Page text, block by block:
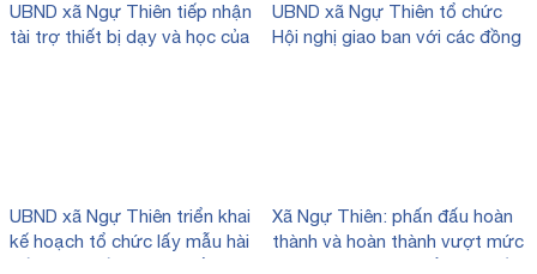
UBND xã Ngự Thiên tiếp nhận
tài trợ thiết bị dạy và học của
UBND xã Ngự Thiên tổ chức
Hội nghị giao ban với các đồng
UBND xã Ngự Thiên triển khai
kế hoạch tổ chức lấy mẫu hài
Xã Ngự Thiên: phấn đấu hoàn
thành và hoàn thành vượt mức